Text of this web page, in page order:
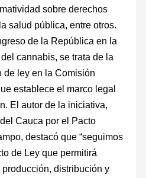
sobre derechos
salud pública, entre otros.
de la República en la
cannabis, se trata de la
de ley en la Comisión
establece el marco legal
El autor de la iniciativa,
Cauca por el Pacto
destacó que “seguimos
de Ley que permitirá
distribución y